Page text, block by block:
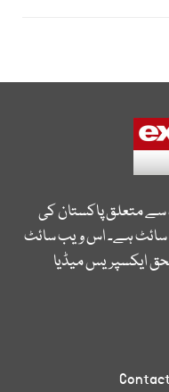
سے متعلق پاکستان کی
سائٹ ہے۔ اس ویب سائٹ
ایکسپریس میڈیا
Contact